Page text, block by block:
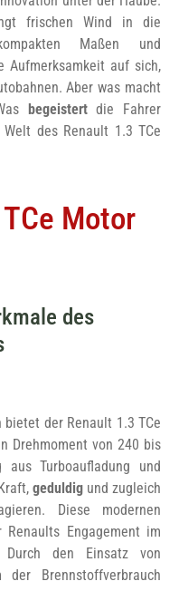
frischen Wind in die
Maßen und
Aufmerksamkeit auf sich,
Aber was macht
begeistertdie Fahrer
des Renault 1.3 TCe
Motor
des
der Renault 1.3 TCe
Drehmoment von 240 bis
Turboaufladung und
geduldig und zugleich
Diese modernen
Engagement im
Durch den Einsatz von
der Brennstoffverbrauch